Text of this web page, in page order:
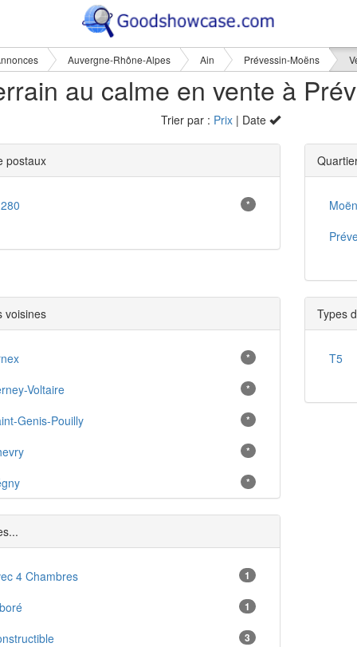
Auvergne-Rhône-Alpes Ain Prévessin-Moëns
0
Trier par : Prix| Date
postaux
*
voisines
*
Voltaire *
Genis-Pouilly *
*
*
*
*
*
*
*
Types
T5
4 Chambres 1
1
3